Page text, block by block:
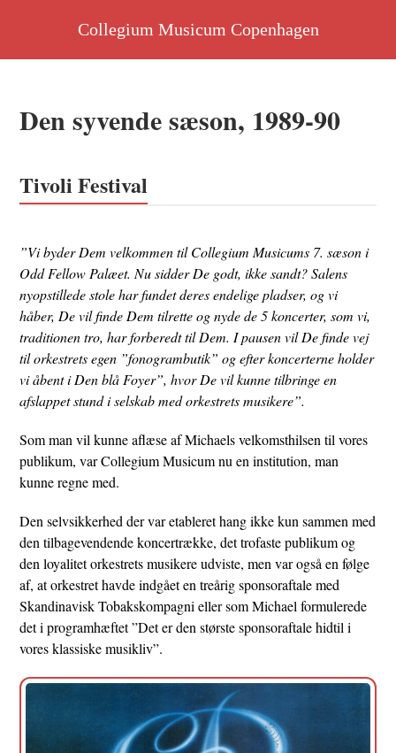
Collegium Musicum Copenhagen
Den syvende sæson, 1989-90
Tivoli Festival
”Vi byder Dem velkommen til Collegium Musicums 7. sæson i
Odd Fellow Palæet. Nu sidder De godt, ikke sandt? Salens
nyopstillede stole har fundet deres endelige pladser, og vi
håber, De vil finde Dem tilrette og nyde de 5 koncerter, som vi,
traditionen tro, har forberedt til Dem. I pausen vil De finde vej
til orkestrets egen ”fonogrambutik” og efter koncerterne holder
vi åbent i Den blå Foyer”, hvor De vil kunne tilbringe en
afslappet stund i selskab med orkestrets musikere”.
Som man vil kunne aflæse af Michaels velkomsthilsen til vores
publikum, var Collegium Musicum nu en institution, man
kunne regne med.
Den selvsikkerhed der var etableret hang ikke kun sammen med
den tilbagevendende koncertrække, det trofaste publikum og
den loyalitet orkestrets musikere udviste, men var også en følge
af, at orkestret havde indgået en treårig sponsoraftale med
Skandinavisk Tobakskompagni eller som Michael formulerede
det i programhæftet ”Det er den største sponsoraftale hidtil i
vores klassiske musikliv”.